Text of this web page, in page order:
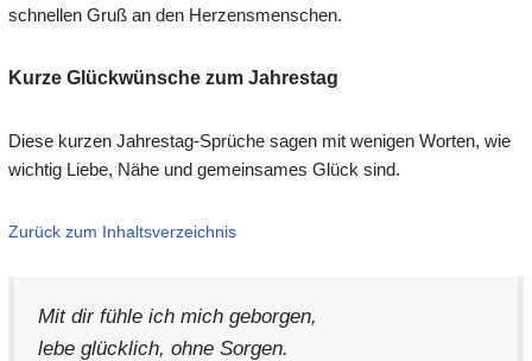
schnellen Gruß an den Herzensmenschen.
Kurze Glückwünsche zum Jahrestag
Diese kurzen Jahrestag-Sprüche sagen mit wenigen Worten, wie
wichtig Liebe, Nähe und gemeinsames Glück sind.
Zurück zum Inhaltsverzeichnis
Mit dir fühle ich mich geborgen,
lebe glücklich, ohne Sorgen.